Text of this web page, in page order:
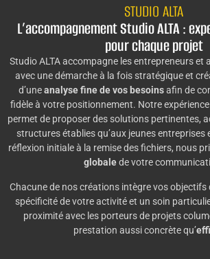
STUDIO ALTA
L’accompagnement Studio ALTA :
pour chaque projet
Studio ALTA accompagne les entrepreneurs et
avec une démarche à la fois stratégique et
d’uneanalyse fine de vos besoinsafin de
fidèle à votre positionnement. Notre
permet de proposer des solutions pertinentes,
structures établies qu’aux jeunes entreprises
réflexion initiale à la remise des fichiers, nous
globalede votre
Chacune de nos créations intègre vos objectifs
spécificité de votre activité et un soin
proximité avec les porteurs de projets
prestation aussi concrète qu’